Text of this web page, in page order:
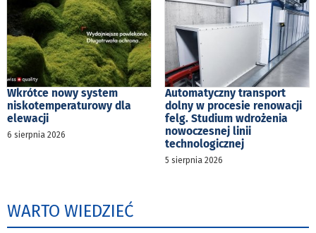
Wkrótce nowy system
niskotemperaturowy dla
elewacji
6 sierpnia 2026
Automatyczny transport
dolny w procesie renowacji
felg. Studium wdrożenia
nowoczesnej linii
technologicznej
5 sierpnia 2026
WARTO WIEDZIEĆ